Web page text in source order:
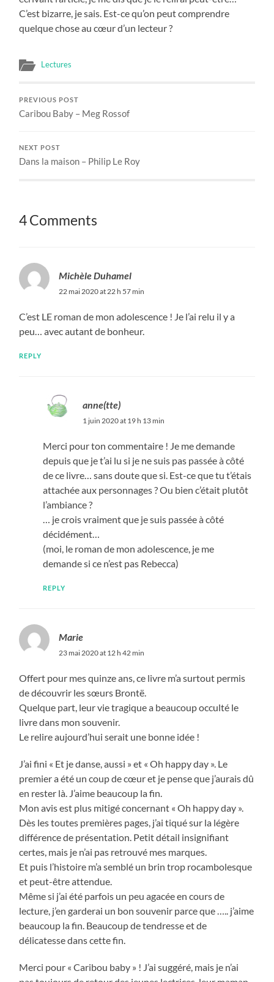
C’est bizarre, je sais. Est-ce qu’on peut comprendre
quelque chose au cœur d’un lecteur ?
Lectures
PREVIOUS POST
Caribou Baby – Meg Rossof
NEXT POST
Dans la maison – Philip Le Roy
4 Comments
Michèle Duhamel
22 mai 2020 at 22 h 57 min
C’est LE roman de mon adolescence ! Je l’ai relu il y a
peu… avec autant de bonheur.
REPLY
anne(tte)
1 juin 2020 at 19 h 13 min
Merci pour ton commentaire ! Je me demande
depuis que je t’ai lu si je ne suis pas passée à côté
de ce livre… sans doute que si. Est-ce que tu t’étais
attachée aux personnages ? Ou bien c’était plutôt
l’ambiance ?
… je crois vraiment que je suis passée à côté
décidément…
(moi, le roman de mon adolescence, je me
demande si ce n’est pas Rebecca)
REPLY
Marie
23 mai 2020 at 12 h 42 min
Offert pour mes quinze ans, ce livre m’a surtout permis
de découvrir les sœurs Brontë.
Quelque part, leur vie tragique a beaucoup occulté le
livre dans mon souvenir.
Le relire aujourd’hui serait une bonne idée !
J’ai fini « Et je danse, aussi » et « Oh happy day ». Le
premier a été un coup de cœur et je pense que j’aurais dû
en rester là. J’aime beaucoup la fin.
Mon avis est plus mitigé concernant « Oh happy day ».
Dès les toutes premières pages, j’ai tiqué sur la légère
différence de présentation. Petit détail insignifiant
certes, mais je n’ai pas retrouvé mes marques.
Et puis l’histoire m’a semblé un brin trop rocambolesque
et peut-être attendue.
Même si j’ai été parfois un peu agacée en cours de
lecture, j’en garderai un bon souvenir parce que ….. j’aime
beaucoup la fin. Beaucoup de tendresse et de
délicatesse dans cette fin.
Merci pour « Caribou baby » ! J’ai suggéré, mais je n’ai